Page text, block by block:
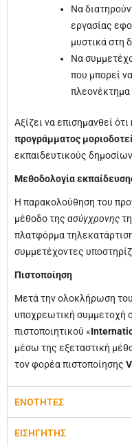
Να
εργασίας
μυστικά στη
Να
που μπορεί
πλεονέκτημα
Αξίζει να επισημανθεί ότι
προγράμματος
εκπαιδευτικούς
Μεθοδολογία
Η παρακολούθηση του
μέθοδο της ασύγχρονης
πλατφόρμα
συμμετέχοντες
Πιστοποίηση
Μετά την ολοκλήρωση
υποχρεωτική συμμετοχή
πιστοποιητικού «
μέσω της εξεταστική
τον φορέα πιστοποίησης
ΕΝΟΤΗΤΕΣ
ΕΙΣΗΓΗΤΗΣ